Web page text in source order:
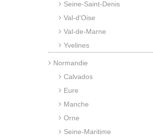
Seine-Saint-Denis
Val-d'Oise
Val-de-Marne
Yvelines
Normandie
Calvados
Eure
Manche
Orne
Seine-Maritime